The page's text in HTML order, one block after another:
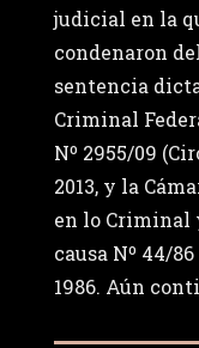
judicial en la
condenaron
sentencia
Criminal
Nº 2955/09
2013, y la
en lo Criminal
causa Nº 44/
1986. Aún